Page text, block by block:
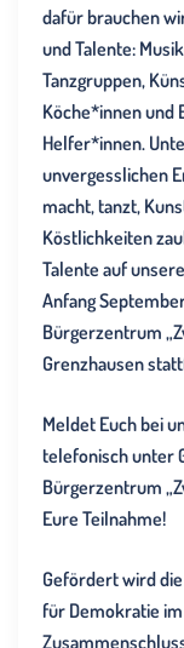
dafür brauchen
und Talente:
Tanzgruppen,
Köche*innen und
Helfer*innen.
unvergesslichen
macht, tanzt,
Köstlichkeiten
Talente auf
Anfang
Bürgerzentrum
Grenzhausen
Meldet Euch bei
telefonisch unter
Bürgerzentrum
Eure Teilnahme!
Gefördert wird
für Demokratie